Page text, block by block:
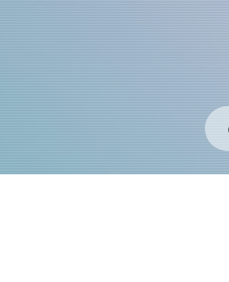
Pengarang
ISBN/ISSN